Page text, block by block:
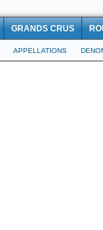
GRANDS CRUS
APPELLATIONS